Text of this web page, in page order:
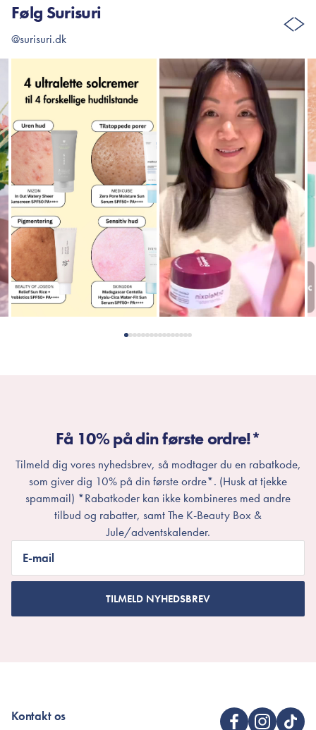
Følg Surisuri
@surisuri.dk
Få 10% på din første ordre!*
Tilmeld dig vores nyhedsbrev, så modtager du en rabatkode,
som giver dig 10% på din første ordre*. (Husk at tjekke
spammail) *Rabatkoder kan ikke kombineres med andre
tilbud og rabatter, samt The K-Beauty Box &
Jule/adventskalender.
E-mail
TILMELD NYHEDSBREV
Kontakt os